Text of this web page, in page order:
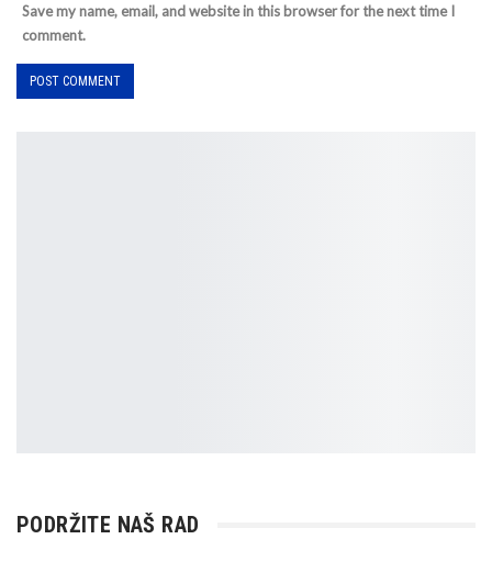
Save my name, email, and website in this browser for the next time I
comment.
PODRŽITE NAŠ RAD